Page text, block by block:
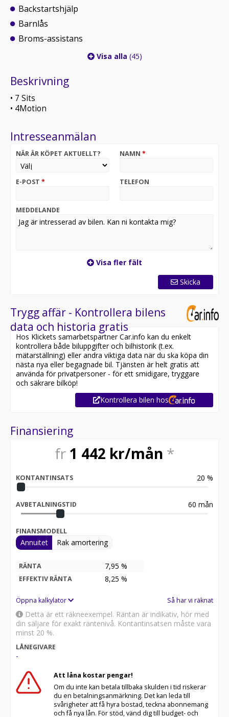
Backstartshjälp
Barnlås
Broms-assistans
Visa alla (45)
Beskrivning
• 7 Sits
• 4Motion
Intresseanmälan
NÄR ÄR KÖPET AKTUELLT? NAMN *
E-POST * TELEFON
MEDDELANDE
Visa fler fält
Skicka
Trygg affär - Kontrollera bilens
data och historia gratis
Hos Klickets samarbetspartner Car.info kan du enkelt
kontrollera både biluppgifter och bilhistorik (t.ex.
mätarställning) eller andra viktiga data när du ska köpa din
nästa nya eller begagnade bil. Tjänsten är helt gratis att
använda för privatpersoner - för ett smidigare, tryggare
och säkrare bilköp!
Kontrollera bilen hos
Finansiering
fr 1 442 kr/mån *
KONTANTINSATS 20 %
AVBETALNINGSTID 60 mån
FINANSMODELL
Annuitet Rak amortering
RÄNTA 7,95 %
EFFEKTIV RÄNTA 8,25 %
Öppna kalkylator Så har vi räknat
Detta är ett räkneexempel. Räntan är indikativ, hör med
din säljare för exakt räntenivå. Kontantinsatsen måste vara
minst 20 %.
LÅNEGIVARE
-
Att låna kostar pengar!
Om du inte kan betala tillbaka skulden i tid riskerar
du en betalningsanmärkning. Det kan leda till
svårigheter att få hyra bostad, teckna abonnemang
och få nya lån. För stöd, vänd dig till budget- och